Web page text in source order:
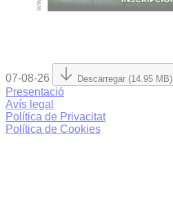
07-08-26 Descarregar (14.95 MB)
Presentació
Avís legal
Política de Privacitat
Política de Cookies